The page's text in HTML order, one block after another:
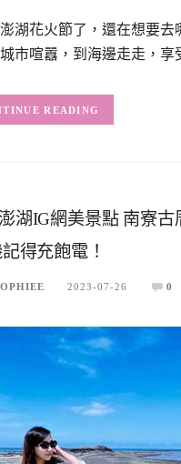
湖花火節了，還在想要
市喧囂，到海邊走走，享
READING
湖IG網美景點 南寮
得充飽電！
2023-07-26 0